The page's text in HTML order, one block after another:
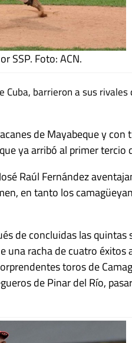
SSP. Foto: ACN.
Cuba, barrieron a sus
de Mayabeque y con
ya arribó al primer tercio
Raúl Fernández
en tanto los
de concluidas las quintas
una racha de cuatro éxitos
toros de
de Pinar del Río,